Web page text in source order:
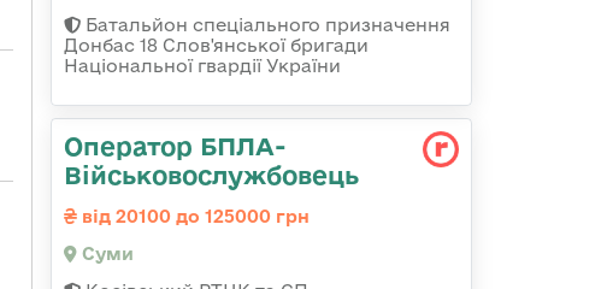
Батальйон спеціального призначення
Донбас 18 Слов'янської бригади
Національної гвардії України
Оператор БПЛА-
Військовослужбовець
від 20100 до 125000 грн
Суми